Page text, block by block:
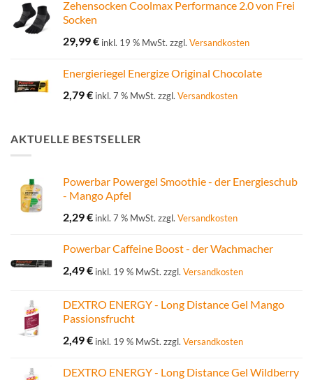
Zehensocken Coolmax Performance 2.0 von Frei
Socken
29,99€ inkl. 19 % MwSt. zzgl. Versandkosten
Energieriegel Energize Original Chocolate
2,79€ inkl. 7 % MwSt. zzgl. Versandkosten
AKTUELLE BESTSELLER
Powerbar Powergel Smoothie - der Energieschub
- Mango Apfel
2,29€ inkl. 7 % MwSt. zzgl. Versandkosten
Powerbar Caffeine Boost - der Wachmacher
2,49€ inkl. 19 % MwSt. zzgl. Versandkosten
DEXTRO ENERGY - Long Distance Gel Mango
Passionsfrucht
2,49€ inkl. 19 % MwSt. zzgl. Versandkosten
DEXTRO ENERGY - Long Distance Gel Wildberry